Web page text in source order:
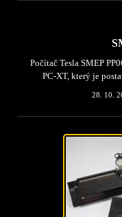
Počítač Tesla SMEP
PC-XT, který je
28. 10.